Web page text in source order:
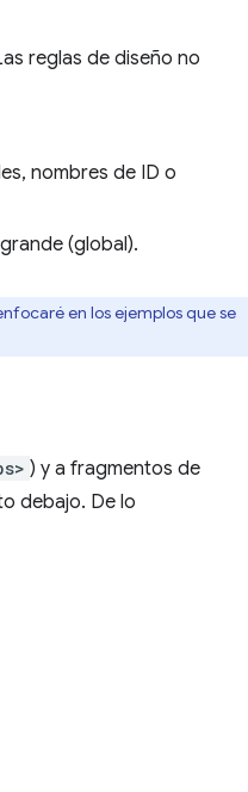
reglas de diseño no
nombres de ID o
(global).
en los ejemplos que se
) y a fragmentos de
debajo. De lo